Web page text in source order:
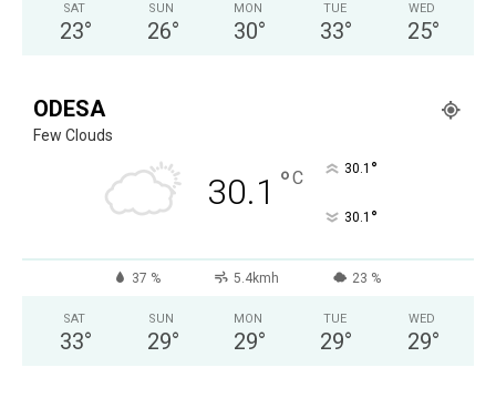
SAT
23°
SUN
26°
MON
30°
TUE
33°
WED
25°
ODESA
Few Clouds
30.1 °C 30.1 °
30.1 °
37 % 5.4kmh 23 %
SAT
33°
SUN
29°
MON
29°
TUE
29°
WED
29°